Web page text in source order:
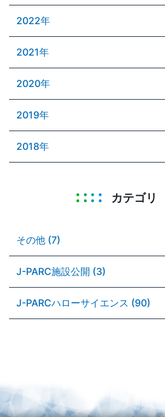
2022年
2021年
2020年
2019年
2018年
カテゴリ
その他 (7)
J-PARC施設公開 (3)
J-PARCハローサイエンス (90)